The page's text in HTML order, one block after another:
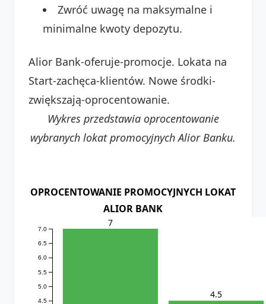
Zwróć uwagę na maksymalne i
minimalne kwoty depozytu.
Alior Bank-oferuje-promocje. Lokata na
Start-zachęca-klientów. Nowe środki-
zwiększają-oprocentowanie.
Wykres przedstawia oprocentowanie
wybranych lokat promocyjnych Alior Banku.
OPROCENTOWANIE PROMOCYJNYCH LOKAT
ALIOR BANK
4.5
5.0
5.5
6.0
6.5
7.0
7
4.5